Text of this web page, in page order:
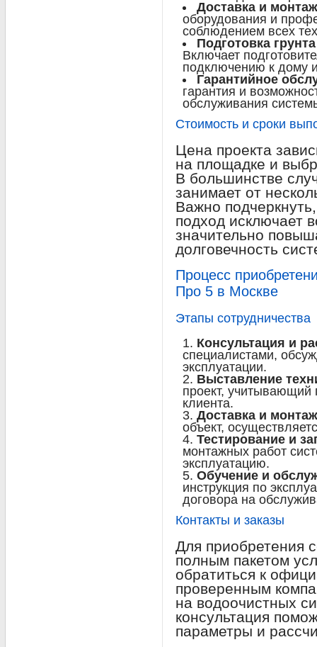
Доставка и монтаж
оборудования и
соблюдением всех
Подготовка
Включает
подключению к дому
Гарантийное
гарантия и
обслуживания
Стоимость и сроки
Цена проекта
на площадке и
В большинстве
занимает от
Важно
подход исключает
значительно
долговечность
Процесс
Про 5 в Москве
Этапы сотрудничества
Консультация и
специалистами,
эксплуатации.
Выставление
проект, учитывающий
клиента.
Доставка и монтаж
объект,
Тестирование и
монтажных работ
эксплуатацию.
Обучение и
инструкция по
договора на
Контакты и заказы
Для приобретения
полным пакетом
обратиться к
проверенным
на водоочистных
консультация
параметры и